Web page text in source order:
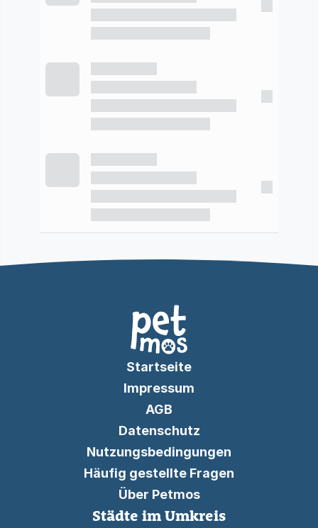
Startseite
Impressum
AGB
Datenschutz
Nutzungsbedingungen
Häufig gestellte Fragen
Über Petmos
Städte im Umkreis